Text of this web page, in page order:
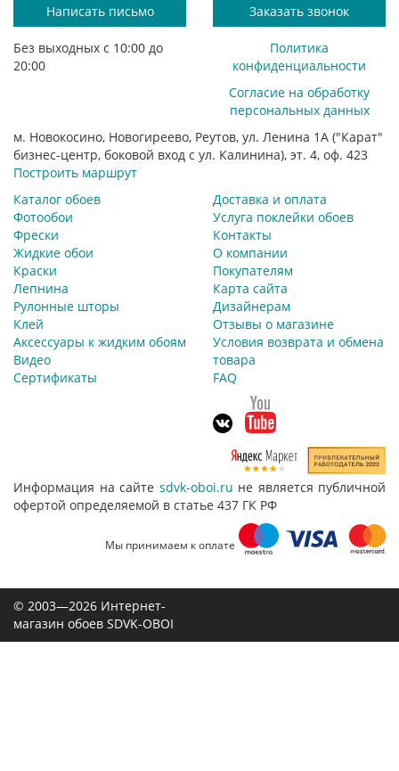
Написать письмо Заказать звонок
Без выходных с 10:00 до
20:00
Политика
конфиденциальности
Согласие на обработку
персональных данных
м. Новокосино, Новогиреево, Реутов, ул. Ленина 1А ("Карат"
бизнес-центр, боковой вход с ул. Калинина), эт. 4, оф. 423
Построить маршрут
Каталог обоев
Фотообои
Фрески
Жидкие обои
Краски
Лепнина
Рулонные шторы
Клей
Аксессуары к жидким обоям
Видео
Сертификаты
Доставка и оплата
Услуга поклейки обоев
Контакты
О компании
Покупателям
Карта сайта
Дизайнерам
Отзывы о магазине
Условия возврата и обмена
товара
FAQ
Информация на сайте sdvk-oboi.ru не является публичной
офертой определяемой в статье 437 ГК РФ
Мы принимаем к оплате
© 2003—2026 Интернет-
магазин обоев SDVK-OBOI